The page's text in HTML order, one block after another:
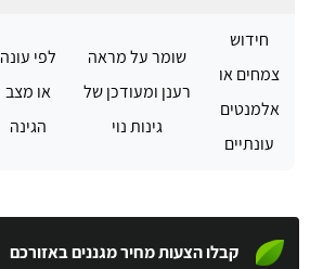
חידוש
צמחים או
אלמנטים
עונתיים
שומר על מראה
רענן ומעודכן של
גינות נוי
לפי עונה
או מצב
הגינה
קבלו הצעות מחיר מגננים באזורכם